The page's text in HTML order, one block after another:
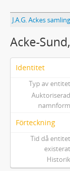
J.A.G. Ackes samling
Acke-
Identitet
Typ av entitet
Auktoriserad
namnform
Förteckning
Tid då entitet
existerat
Historik